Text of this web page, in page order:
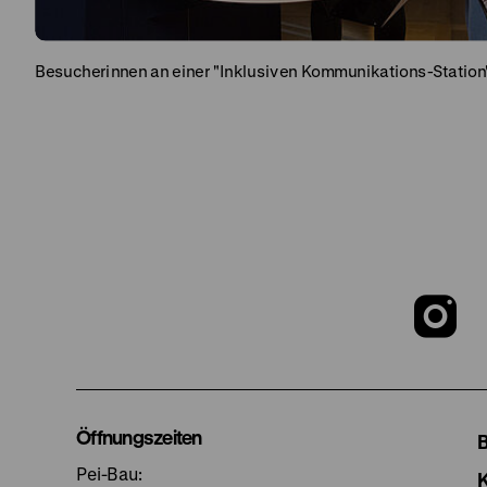
Besucherinnen an einer "Inklusiven Kommunikations-
Zu
Öffnungszeiten
Pei-Bau: